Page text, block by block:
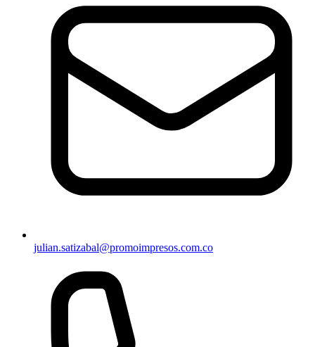
julian.satizabal@promoimpresos.com.co